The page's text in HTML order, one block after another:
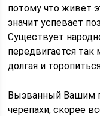
потому что живет
значит успевает
Существует
передвигается
долгая и
Вызванный Вашим
черепахи, скорее